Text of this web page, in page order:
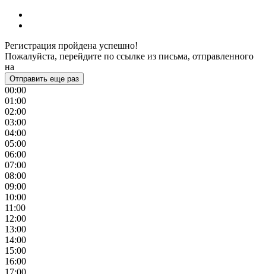
Регистрация пройдена успешно!
Пожалуйста, перейдите по ссылке из письма, отправленного
на
Отправить еще раз
00:00
01:00
02:00
03:00
04:00
05:00
06:00
07:00
08:00
09:00
10:00
11:00
12:00
13:00
14:00
15:00
16:00
17:00